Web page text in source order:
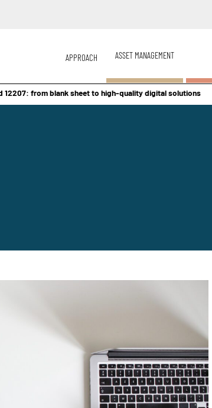
APPROACH ASSET MANAGEMENT
12207: from blank sheet to high-quality digital solutions